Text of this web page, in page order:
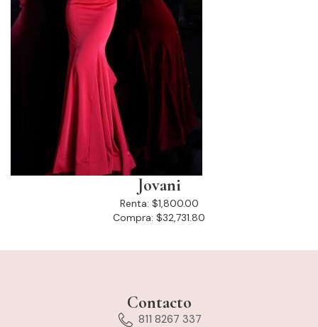
Jovani
Renta: $1,800.00
Compra: $32,731.80
Contacto
811 8267 337